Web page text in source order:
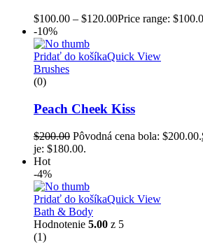
$100.00 – $120.00Price range:
-10%
Pridať do košíkaQuick View
Brushes
(0)
Peach Cheek Kiss
$200.00 Pôvodná cena bola: $200.00.
je: $180.00.
Hot
-4%
Pridať do košíkaQuick View
Bath & Body
Hodnotenie 5.00 z 5
(1)